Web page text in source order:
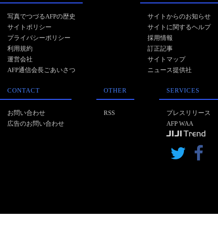
写真でつづるAFPの歴史
サイトポリシー
プライバシーポリシー
利用規約
運営会社
AFP通信会長ごあいさつ
サイトからのお知らせ
サイトに関するヘルプ
採用情報
訂正記事
サイトマップ
ニュース提供社
CONTACT
お問い合わせ
広告のお問い合わせ
OTHER
RSS
SERVICES
プレスリリース
AFP WAA